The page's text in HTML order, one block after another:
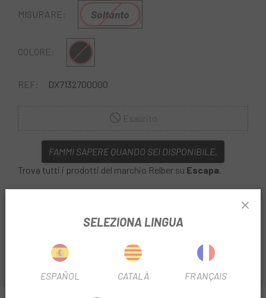
MISURARE: Soltanto
COLORE: Multiplo
REF: DX7132700000
FAMMI SAPERE QUANDO SEI DISPONIBILE.
Trova tutti i prodotti del marchio Relber su Escapa.
perfette: sgrassa, asciuga e lubrifica.
SELEZIONA LINGUA
ESPAÑOL CATALÀ FRANÇAIS